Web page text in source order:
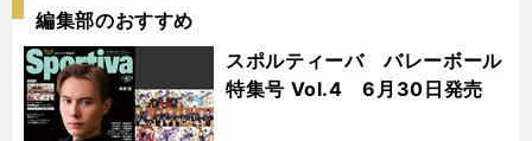
編集部のおすすめ
スポルティーバ バレーボール
特集号 Vol.4 6月30日発売